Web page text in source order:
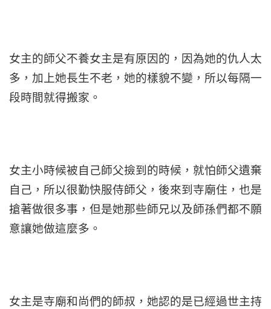
女主的師父不養女主是有原因的，因為她的仇人太
多，加上她長生不老，她的樣貌不變，所以每隔一
段時間就得搬家。
女主小時候被自己師父撿到的時候，就怕師父遺棄
自己，所以很勤快服侍師父，後來到寺廟住，也是
搶著做很多事，但是她那些師兄以及師孫們都不願
意讓她做這麼多。
女主是寺廟和尚們的師叔，她認的是已經過世主持